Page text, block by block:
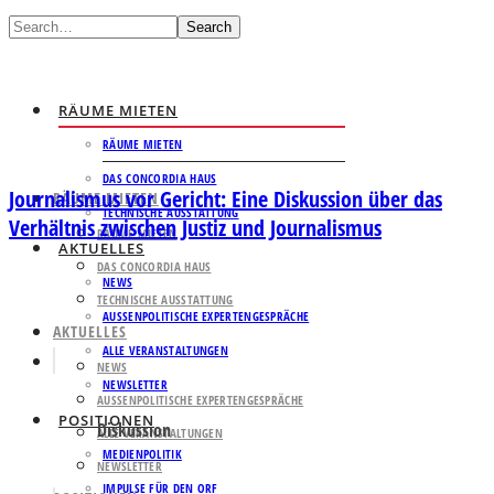
Search
RÄUME MIETEN
RÄUME MIETEN
DAS CONCORDIA HAUS
TECHNISCHE AUSSTATTUNG
AKTUELLES
NEWS
AUSSENPOLITISCHE EXPERTENGESPRÄCHE
ALLE VERANSTALTUNGEN
NEWSLETTER
POSITIONEN
MEDIENPOLITIK
IMPULSE FÜR DEN ORF
RÄUME MIETEN
RÄUME MIETEN
DAS CONCORDIA HAUS
TECHNISCHE AUSSTATTUNG
AKTUELLES
NEWS
AUSSENPOLITISCHE EXPERTENGESPRÄCHE
ALLE VERANSTALTUNGEN
NEWSLETTER
Journalismus vor Gericht: Eine Diskussion über das
Verhältnis zwischen Justiz und Journalismus
Diskussion